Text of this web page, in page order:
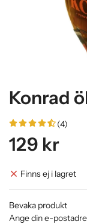
Konrad
(4)
129 kr
Finns ej i lagret
Bevaka produkt
Ange din e-